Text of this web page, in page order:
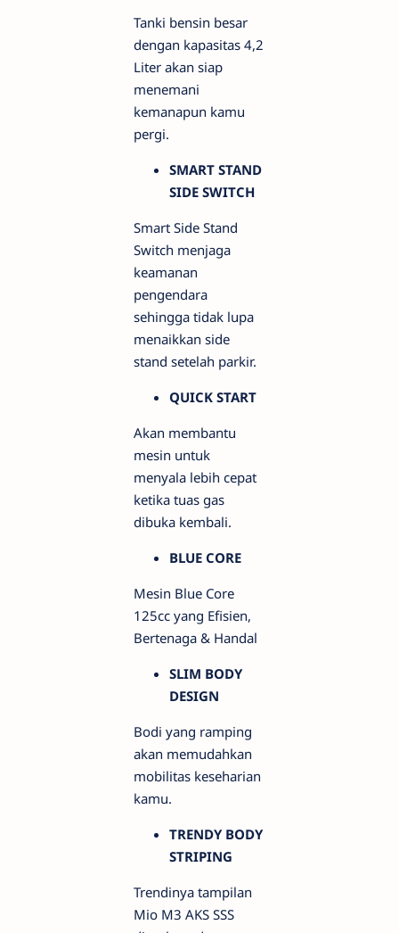
Tanki bensin besar
dengan kapasitas 4,2
Liter akan siap
menemani
kemanapun kamu
pergi.
SMART STAND
SIDE SWITCH
Smart Side Stand
Switch menjaga
keamanan
pengendara
sehingga tidak lupa
menaikkan side
stand setelah parkir.
QUICK START
Akan membantu
mesin untuk
menyala lebih cepat
ketika tuas gas
dibuka kembali.
BLUE CORE
Mesin Blue Core
125cc yang Efisien,
Bertenaga & Handal
SLIM BODY
DESIGN
Bodi yang ramping
akan memudahkan
mobilitas keseharian
kamu.
TRENDY BODY
STRIPING
Trendinya tampilan
Mio M3 AKS SSS